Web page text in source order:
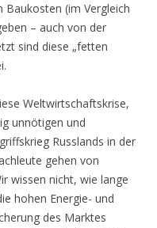
Baukosten (im Vergleich
– auch von der
sind diese „fetten
Weltwirtschaftskrise,
unnötigen und
Russlands in der
gehen von
wissen nicht, wie lange
hohen Energie- und
des Marktes